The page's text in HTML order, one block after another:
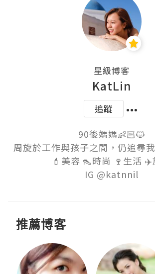
星級博客
KatLin
追蹤
90後媽媽👶🏻🐱
周旋於工作與孩子之間，仍追尋
💄美容 👠時尚 🍷生活 ✈️
推薦博客